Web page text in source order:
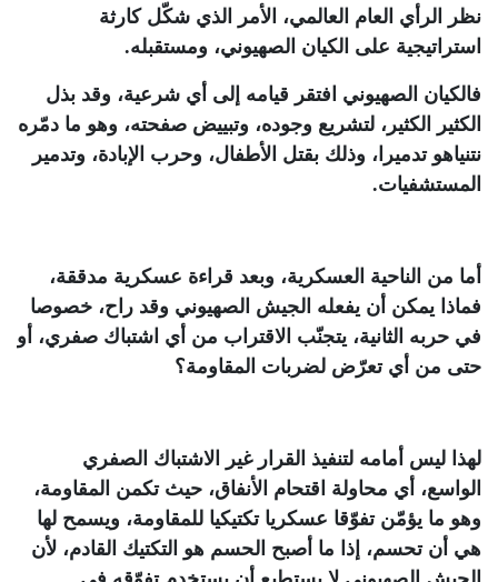
نظر الرأي العام العالمي، الأمر الذي شكّل كارثة
استراتيجية على الكيان الصهيوني، ومستقبله.
فالكيان الصهيوني افتقر قيامه إلى أي شرعية، وقد بذل
الكثير الكثير، لتشريع وجوده، وتبييض صفحته، وهو ما دمّره
نتنياهو تدميرا، وذلك بقتل الأطفال، وحرب الإبادة، وتدمير
المستشفيات.
أما من الناحية العسكرية، وبعد قراءة عسكرية مدققة،
فماذا يمكن أن يفعله الجيش الصهيوني وقد راح، خصوصا
في حربه الثانية، يتجنّب الاقتراب من أي اشتباك صفري، أو
حتى من أي تعرّض لضربات المقاومة؟
لهذا ليس أمامه لتنفيذ القرار غير الاشتباك الصفري
الواسع، أي محاولة اقتحام الأنفاق، حيث تكمن المقاومة،
وهو ما يؤمّن تفوّقا عسكريا تكتيكيا للمقاومة، ويسمح لها
هي أن تحسم، إذا ما أصبح الحسم هو التكتيك القادم، لأن